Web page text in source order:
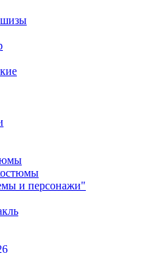
и персонажи"